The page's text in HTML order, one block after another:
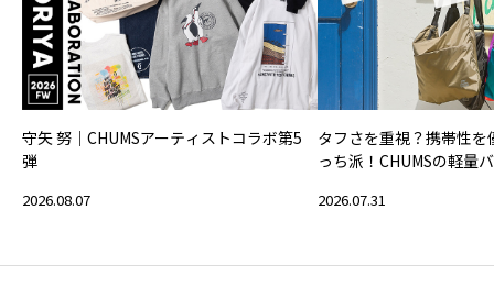
守矢 努｜CHUMSアーティストコラボ第5
弾
2026.08.07
タフさを重視？携帯性
っち派！CHUMSの軽量
2026.07.31